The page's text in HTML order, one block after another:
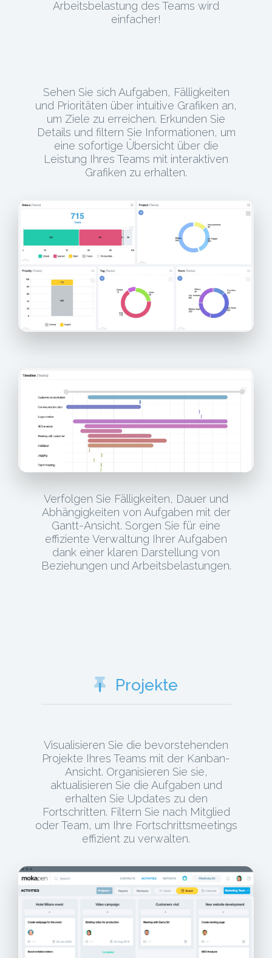
Arbeitsbelastung des Teams wird
einfacher!
Sehen Sie sich Aufgaben, Fälligkeiten
und Prioritäten über intuitive Grafiken an,
um Ziele zu erreichen. Erkunden Sie
Details und filtern Sie Informationen, um
eine sofortige Übersicht über die
Leistung Ihres Teams mit interaktiven
Grafiken zu erhalten.
Verfolgen Sie Fälligkeiten, Dauer und
Abhängigkeiten von Aufgaben mit der
Gantt-Ansicht. Sorgen Sie für eine
effiziente Verwaltung Ihrer Aufgaben
dank einer klaren Darstellung von
Beziehungen und Arbeitsbelastungen.
Projekte
Visualisieren Sie die bevorstehenden
Projekte Ihres Teams mit der Kanban-
Ansicht. Organisieren Sie sie,
aktualisieren Sie die Aufgaben und
erhalten Sie Updates zu den
Fortschritten. Filtern Sie nach Mitglied
oder Team, um Ihre Fortschrittsmeetings
effizient zu verwalten.